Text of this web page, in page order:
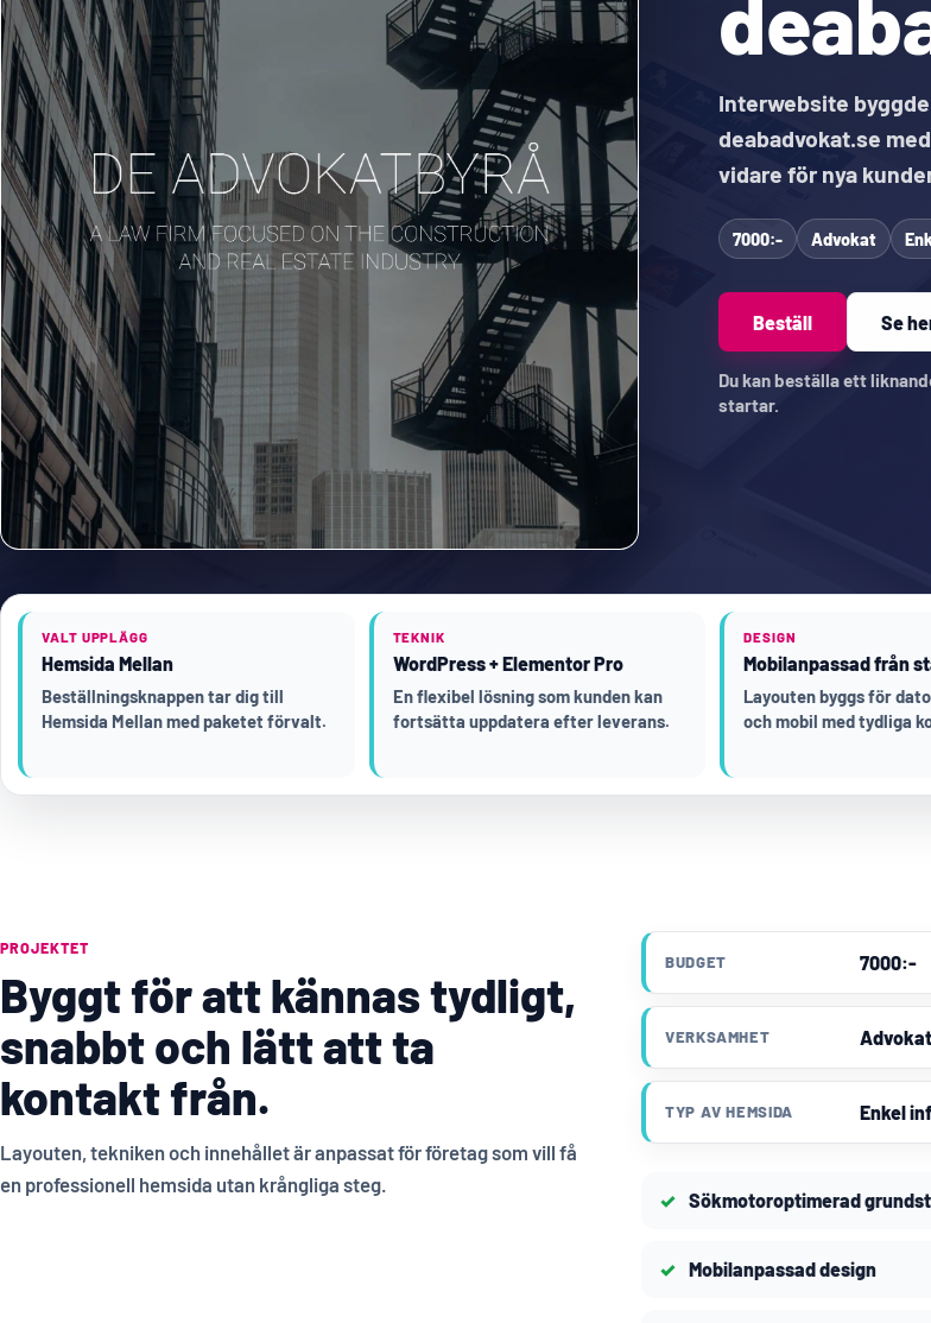
Interwebsite
deabadvokat.se
vidare för nya
7000:- Advokat
Beställ Se
Du kan beställa ett
startar.
VALT UPPLÄGG
Hemsida Mellan
Beställningsknappen tar dig till
Hemsida Mellan med paketet förvalt.
TEKNIK
WordPress + Elementor Pro
En flexibel lösning som kunden kan
fortsätta uppdatera efter leverans.
DESIGN
Mobilanpassad från
Layouten byggs för
och mobil med tydliga
PROJEKTET
Byggt för att kännas tydligt,
snabbt och lätt att ta
kontakt från.
Layouten, tekniken och innehållet är anpassat för företag som vill få
en professionell hemsida utan krångliga steg.
BUDGET 7000:-
VERKSAMHET Advokat
TYP AV HEMSIDA Enkel
Sökmotoroptimerad
Mobilanpassad design